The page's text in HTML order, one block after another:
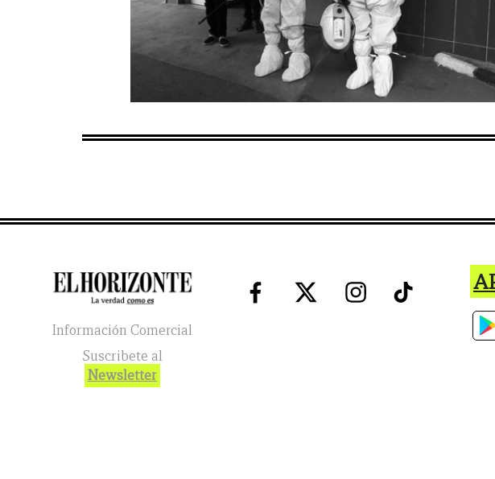
Información Comercial
Suscribete al
Newsletter